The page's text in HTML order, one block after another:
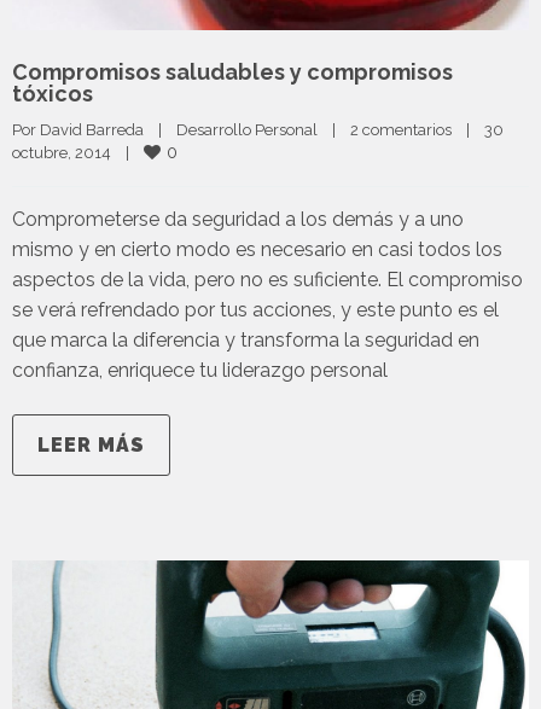
Compromisos saludables y compromisos
tóxicos
Por David Barreda | Desarrollo Personal | 2 comentarios |
30
octubre, 2014 | 0
Comprometerse da seguridad a los demás y a uno
mismo y en cierto modo es necesario en casi todos los
aspectos de la vida, pero no es suficiente. El compromiso
se verá refrendado por tus acciones, y este punto es el
que marca la diferencia y transforma la seguridad en
confianza, enriquece tu liderazgo personal
LEER MÁS